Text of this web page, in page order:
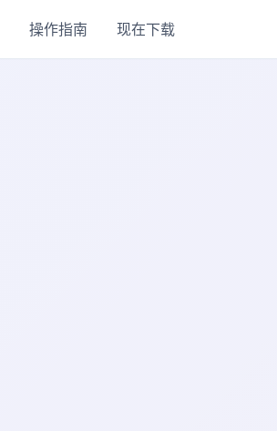
操作指南 现在下载